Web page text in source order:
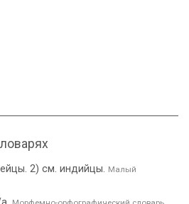
2) см. индийцы. Малый